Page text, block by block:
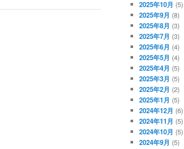
2025年10月 (5)
2025年9月 (8)
2025年8月 (3)
2025年7月 (3)
2025年6月 (4)
2025年5月 (4)
2025年4月 (5)
2025年3月 (5)
2025年2月 (2)
2025年1月 (5)
2024年12月 (6)
2024年11月 (5)
2024年10月 (5)
2024年9月 (5)